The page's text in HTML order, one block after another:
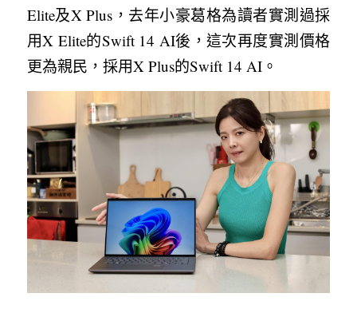
Elite及X Plus，去年小豪葛格為讀者實測過採
用X Elite的Swift 14 AI後，這次再度實測價格
更為親民，採用X Plus的Swift 14 AI。